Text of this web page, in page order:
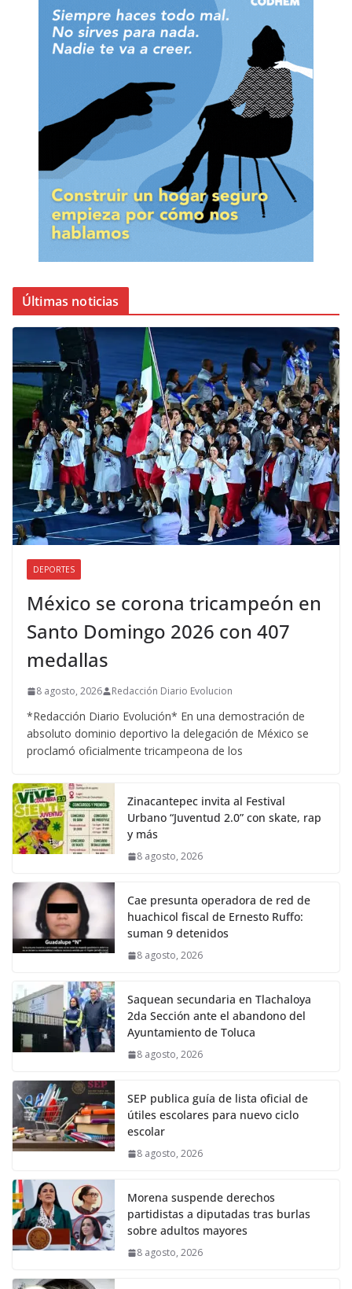
Últimas noticias
DEPORTES
México se corona tricampeón en
Santo Domingo 2026 con 407
medallas
8 agosto, 2026 Redacción Diario Evolucion
*Redacción Diario Evolución* En una demostración de
absoluto dominio deportivo la delegación de México se
proclamó oficialmente tricampeona de los
Zinacantepec invita al Festival
Urbano “Juventud 2.0” con skate, rap
y más
8 agosto, 2026
Cae presunta operadora de red de
huachicol fiscal de Ernesto Ruffo:
suman 9 detenidos
8 agosto, 2026
Saquean secundaria en Tlachaloya
2da Sección ante el abandono del
Ayuntamiento de Toluca
8 agosto, 2026
SEP publica guía de lista oficial de
útiles escolares para nuevo ciclo
escolar
8 agosto, 2026
Morena suspende derechos
partidistas a diputadas tras burlas
sobre adultos mayores
8 agosto, 2026